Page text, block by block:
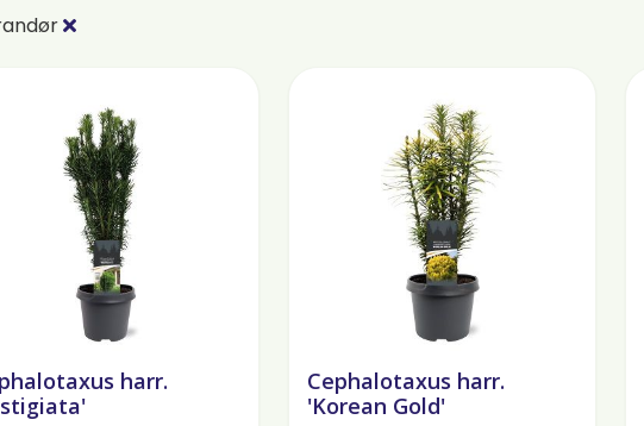
harr.
Cephalotaxus harr.
'Korean Gold'